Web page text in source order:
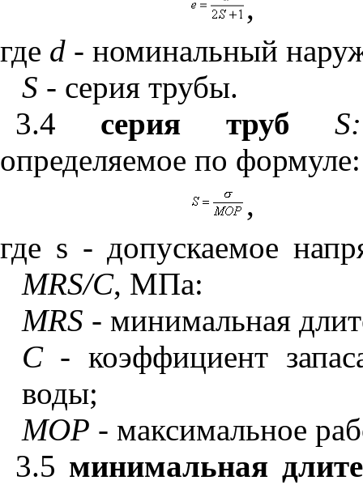
,
где d - номинальный
S - серия трубы.
3.4 серия трубS
определяемое по формуле:
,
где s - допускаемое
MRS/C, МПа:
MRS - минимальная
С -коэффициент
воды;
МОР - максимальное
3.5 минимальная